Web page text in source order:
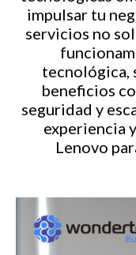
impulsar tu
servicios no
tecnológica,
beneficios
seguridad y
experiencia
Lenovo